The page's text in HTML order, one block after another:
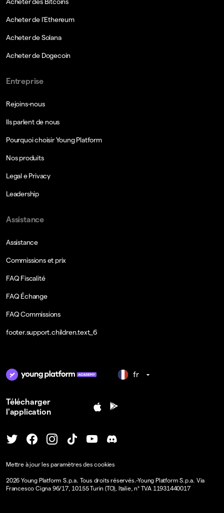
Acheter des Bitcoins
Acheter de l'Ethereum
Acheter de Solana
Acheter de Dogecoin
Entreprise
Rejoins-nous
Ils parlent de nous
Pourquoi choisir Young Platform
Nos produits
Legal e Privacy
Leadership
Assistance
Assistance
Commissions et prix
FAQ Fiscalité
FAQ Échange
FAQ Commissions
footer.support.children.text_6
fr
Télécharger
l'application
2026 Young Platform S.p.a. Tous droits réservés.-Young Platform S.p.a. Via
Francesco Cigna 96/17, 10155 Turin (TO), Italie, n° TVA 11931440017
Mettre à jour les paramètres des cookies